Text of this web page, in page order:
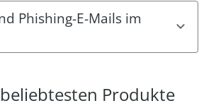
Phishing-E-Mails im
Mitteilungen des VRK zu sein.
Produkte